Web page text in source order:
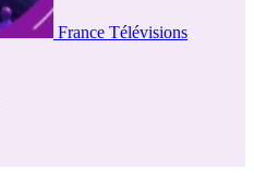
France Télévisions